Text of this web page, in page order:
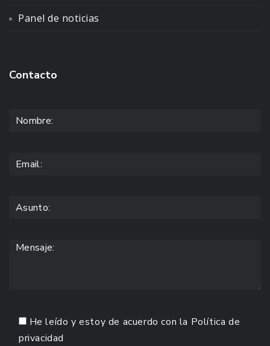
Panel de noticias
Contacto
He leído y estoy de acuerdo con la Política de
privacidad